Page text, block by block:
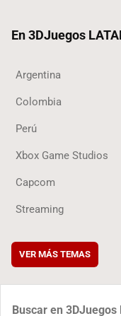
En 3DJuegos
Argentina
Colombia
Perú
Xbox Game Studios
Capcom
Streaming
VER MÁS TEMAS